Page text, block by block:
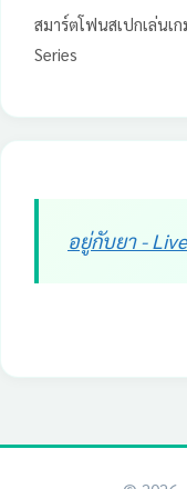
สมาร์ตโฟนสเปกเล่นเ
Series
อยู่กับยา -